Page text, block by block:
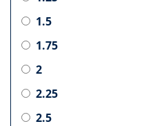
1.5
1.75
2
2.25
2.5